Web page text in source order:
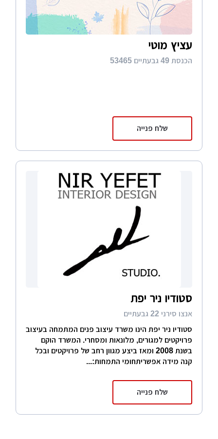
עציץ מוטי
הכנסת 49 גבעתיים 53465
שלח פנייה
סטודיו ניר יפת
אנצו סירני 22 גבעתיים
סטודיו ניר יפת הינו משרד עיצוב פנים המתמחה בעיצוב
פרויקטים למגורים, מלונאות ומסחרי. המשרד הוקם
בשנת 2008 ומאז ביצע מגוון רחב של פרויקטים ובכל
קנה מידה אפשריתחומי התמחות:...
שלח פנייה